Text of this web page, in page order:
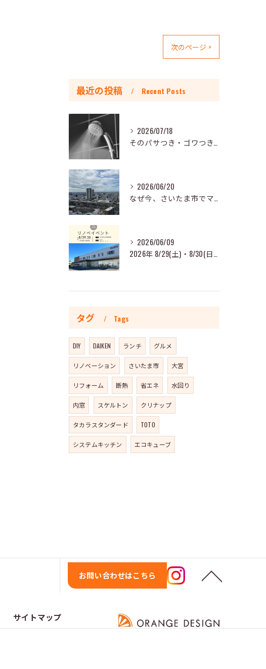
次のページ >
最近の投稿 Recent Posts
2026/07/18
そのパサつき・ゴワつき、毎日のシャワーが原因かもしれません～LIXIL発表の研究資料より～
2026/06/20
なぜ今、さいたま市でマンションリノベが増えているのか？～現場で見えてきた3つの変化とこれからの住まい～
2026/06/09
2026年 8/29(土)・8/30(日) TOTO夏のお客様感謝祭 開催します！
タグ Tags
DIY DAIKEN ランチ グルメ
リノベーション さいたま市 大宮
リフォーム 断熱 省エネ 水回り
内窓 スケルトン クリナップ
タカラスタンダード TOTO
システムキッチン エコキューブ
お問い合わせはこちら
サイトマップ